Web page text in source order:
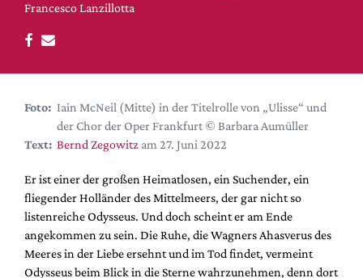
DdB-map
Kalender
Premierensuche
Festival-Planer
Hefte
Alle Hefte
Leseproben
Podcast
Service
Shop / Abo
Francesco Lanzillotta
Foto: Iain McNeil (Mitte) in der Titelrolle von „Ulisse“ und
der Chor der Oper Frankfurt © Barbara Aumüller
Text: Bernd Zegowitz am 27. Juni 2022
Er ist einer der großen Heimatlosen, ein Suchender, ein
fliegender Holländer des Mittelmeers, der gar nicht so
listenreiche Odysseus. Und doch scheint er am Ende
angekommen zu sein. Die Ruhe, die Wagners Ahasverus des
Meeres in der Liebe ersehnt und im Tod findet, vermeint
Odysseus beim Blick in die Sterne wahrzunehmen, denn dort